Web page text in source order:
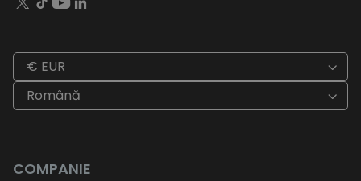
€ EUR
Română
COMPANIE